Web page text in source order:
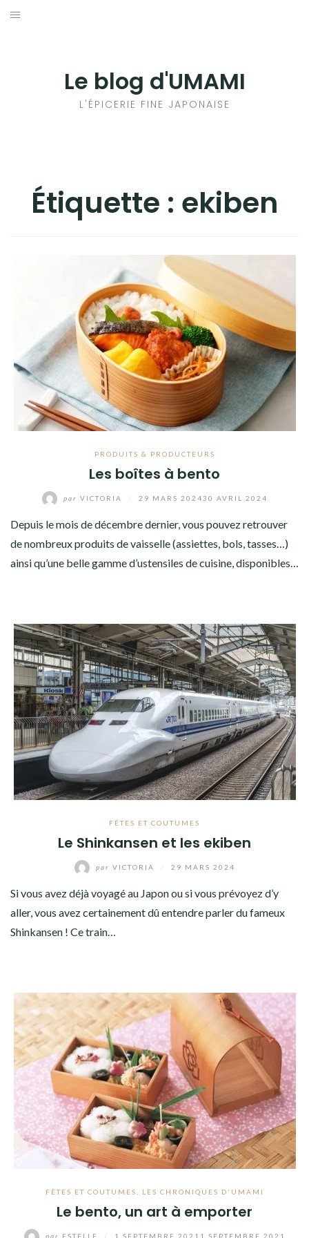
Aller
Le blog d'UMAMI
L'ÉPICERIE FINE JAPONAISE
Étiquette : ekiben
PRODUITS & PRODUCTEURS
Les boîtes à bento
par VICTORIA 29 MARS 202430 AVRIL 2024
Depuis le mois de décembre dernier, vous pouvez retrouver
de nombreux produits de vaisselle (assiettes, bols, tasses…)
ainsi qu’une belle gamme d’ustensiles de cuisine, disponibles…
FÊTES ET COUTUMES
Le Shinkansen et les ekiben
par VICTORIA 29 MARS 2024
Si vous avez déjà voyagé au Japon ou si vous prévoyez d’y
aller, vous avez certainement dû entendre parler du fameux
Shinkansen ! Ce train…
FÊTES ET COUTUMES LES CHRONIQUES D'UMAMI
Le bento, un art à emporter
par ESTELLE 1 SEPTEMBRE 2021 1 SEPTEMBRE 2021